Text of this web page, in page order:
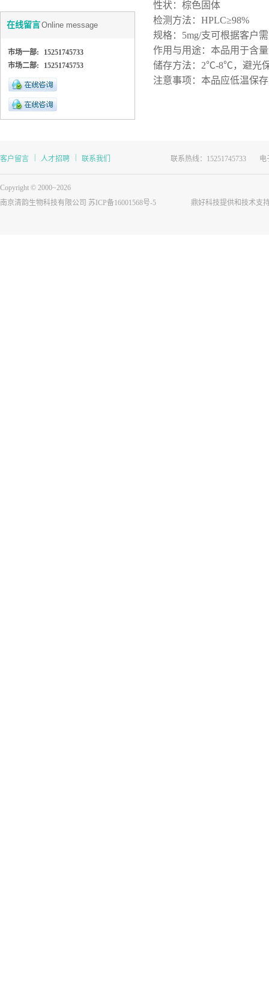
在线留言Online message
市场一部:
15251745733
市场二部:
15251745753
性状： 棕色固体
检测方法： HPLC≥98%
规格： 5mg/支可根据客户
作用与用途：本品用于含
储存方法： 2℃-8℃，避光
注意事项：本品应低温保
客户留言 人才招聘 联系我们 联系热线：15251745733 电
Copyright © 2000~2026
南京清韵生物科技有限公司 苏ICP备16001568号-5 鼎好科技提供和技术支